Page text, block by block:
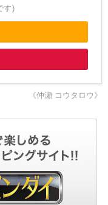
す)
《仲瀬 コウタロウ》